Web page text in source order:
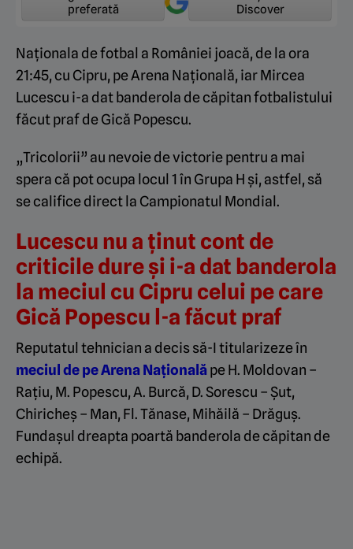
preferată
Discover
Naționala de fotbal a României joacă, de la ora
21:45, cu Cipru, pe Arena Națională, iar Mircea
Lucescu i-a dat banderola de căpitan fotbalistului
făcut praf de Gică Popescu.
„Tricolorii” au nevoie de victorie pentru a mai
spera că pot ocupa locul 1 în Grupa H și, astfel, să
se califice direct la Campionatul Mondial.
Lucescu nu a ținut cont de
criticile dure și i-a dat banderola
la meciul cu Cipru celui pe care
Gică Popescu l-a făcut praf
Reputatul tehnician a decis să-I titularizeze în
meciul de pe Arena Naționalăpe H. Moldovan –
Rațiu, M. Popescu, A. Burcă, D. Sorescu – Șut,
Chiricheș – Man, Fl. Tănase, Mihăilă – Drăguș.
Fundașul dreapta poartă banderola de căpitan de
echipă.